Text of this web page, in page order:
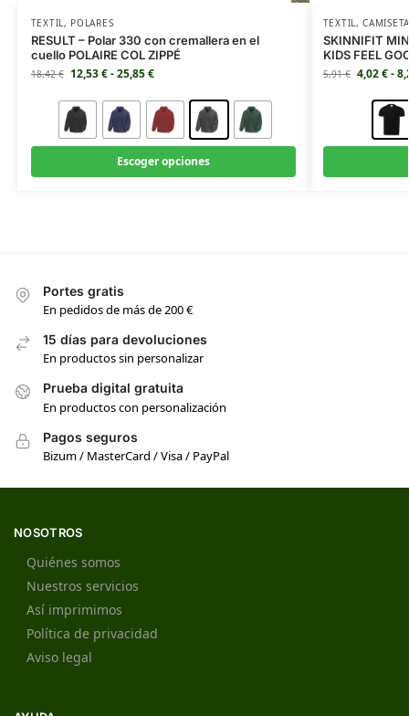
TEXTIL , POLARES
RESULT – Polar 330 con cremallera en el
cuello POLAIRE COL ZIPPÉ
18,42€ 12,53€-25,85€
Escoger opciones
TEXTIL ,
SKINNIFIT
KIDS FEEL
5,91€ 4,02€-
Portes gratis
En pedidos de más de 200 €
15 días para devoluciones
En productos sin personalizar
Prueba digital gratuita
En productos con personalización
Pagos seguros
Bizum / MasterCard / Visa / PayPal
NOSOTROS
Quiénes somos
Nuestros servicios
Así imprimimos
Política de privacidad
Aviso legal